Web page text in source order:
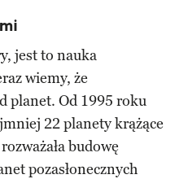
jest to nauka
wiemy, że
planet. Od 1995 roku
22 planety krążące
budowę
pozasłonecznych